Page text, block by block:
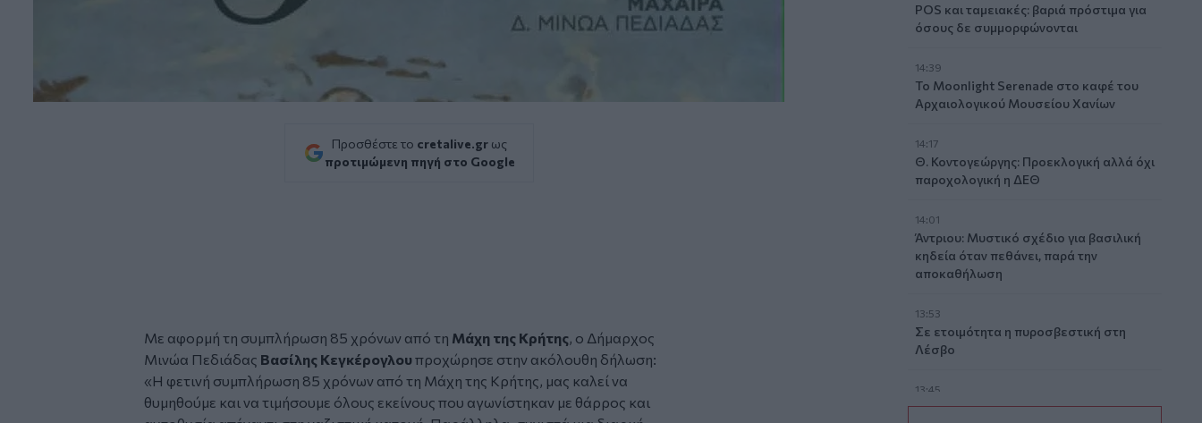
Προσθέστε το cretalive.gr ως
προτιμώμενη πηγή στο Google
Με αφορμή τη συμπλήρωση 85 χρόνων από τη Μάχη της Κρήτης, ο Δήμαρχος
Μινώα Πεδιάδας Βασίλης Κεγκέρογλουπροχώρησε στην ακόλουθη δήλωση:
«Η φετινή συμπλήρωση 85 χρόνων από τη Μάχη της Κρήτης, μας καλεί να
θυμηθούμε και να τιμήσουμε όλους εκείνους που αγωνίστηκαν με θάρρος και
POS και ταμειακές: βαριά πρόστιμα για
όσους δε συμμορφώνονται
14:39
To Moonlight Serenade στο καφέ του
Αρχαιολογικού Μουσείου Χανίων
14:17
Θ. Κοντογεώργης: Προεκλογική αλλά όχι
παροχολογική η ΔΕΘ
14:01
Άντριου: Μυστικό σχέδιο για βασιλική
κηδεία όταν πεθάνει, παρά την
αποκαθήλωση
13:53
Σε ετοιμότητα η πυροσβεστική στη
Λέσβο
13:45
Κρήτη: Και την Δευτέρα (10/08) πολύ